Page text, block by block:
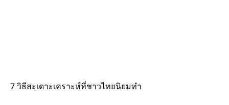
7 วิธีสะเดาะเคราะห์ที่ชาวไทยนิยมทำ